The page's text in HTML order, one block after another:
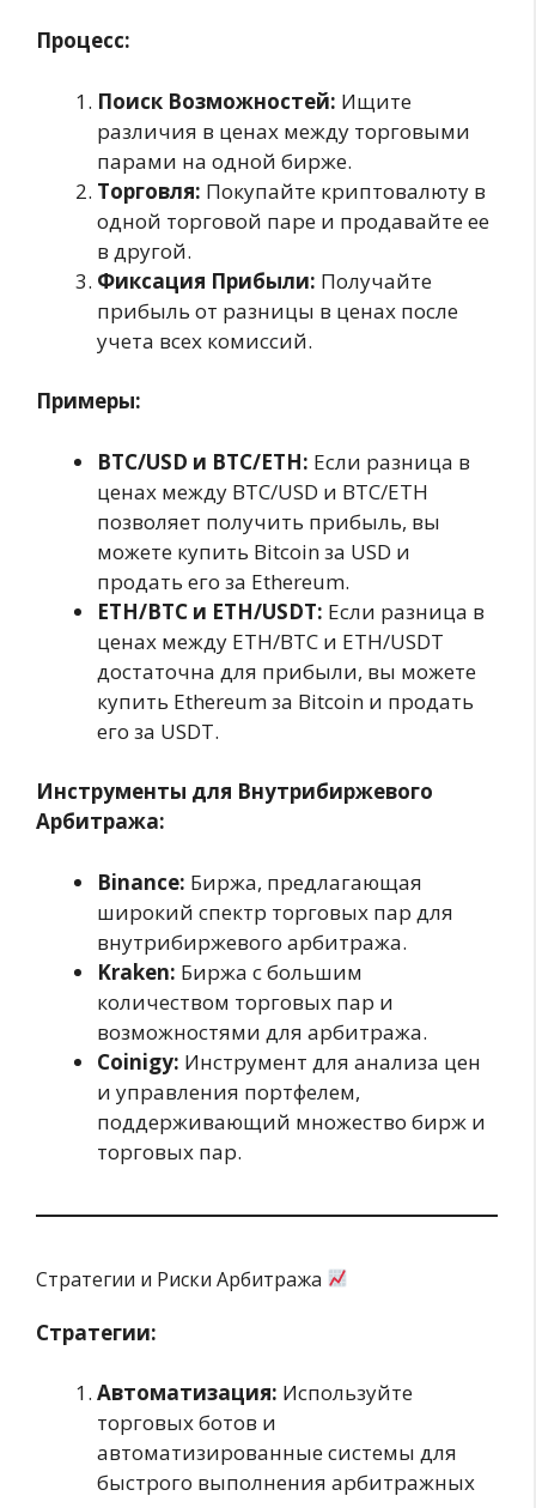
Процесс:
Поиск Возможностей: Ищите
различия в ценах между торговыми
парами на одной бирже.
Торговля: Покупайте криптовалюту в
одной торговой паре и продавайте ее
в другой.
Фиксация Прибыли: Получайте
прибыль от разницы в ценах после
учета всех комиссий.
Примеры:
BTC/USD и BTC/ETH: Если разница в
ценах между BTC/USD и BTC/ETH
позволяет получить прибыль, вы
можете купить Bitcoin за USD и
продать его за Ethereum.
ETH/BTC и ETH/USDT: Если разница в
ценах между ETH/BTC и ETH/USDT
достаточна для прибыли, вы можете
купить Ethereum за Bitcoin и продать
его за USDT.
Инструменты для Внутрибиржевого
Арбитража:
Binance: Биржа, предлагающая
широкий спектр торговых пар для
внутрибиржевого арбитража.
Kraken: Биржа с большим
количеством торговых пар и
возможностями для арбитража.
Coinigy: Инструмент для анализа цен
и управления портфелем,
поддерживающий множество бирж и
торговых пар.
Стратегии и Риски Арбитража
Стратегии:
Автоматизация: Используйте
торговых ботов и
автоматизированные системы для
быстрого выполнения арбитражных